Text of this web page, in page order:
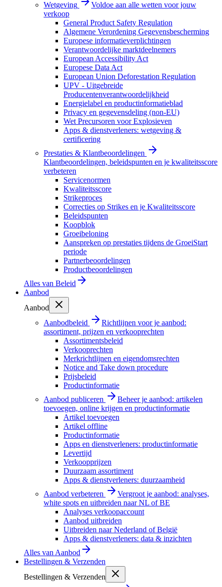
Wetgeving
Voldoe aan alle wetten voor jouw
verkoop
General Product Safety Regulation
Algemene Verordening Gegevensbescherming
Europese informatieverplichtingen
Verantwoordelijke marktdeelnemers
European Accessibility Act
Europese Data Act
European Union Deforestation Regulation
UPV - Uitgebreide
Producentenverantwoordelijkheid
Energielabel en productinformatieblad
Privacy en gegevensdeling (non-EU)
Wet Precursoren voor Explosieven
Apps & dienstverleners: wetgeving &
certificering
Prestaties & Klantbeoordelingen
Klantbeoordelingen, beleidspunten en je kwaliteitsscore
verbeteren
Servicenormen
Kwaliteitsscore
Strikeproces
Correcties op Strikes en je Kwaliteitsscore
Beleidspunten
Koopblok
Groeibeloning
Aanspreken op prestaties tijdens de GroeiStart
periode
Partnerbeoordelingen
Productbeoordelingen
Alles van Beleid
Aanbod
Aanbod
Aanbodbeleid
Richtlijnen voor je aanbod:
assortiment, prijzen en verkooprechten
Assortimentsbeleid
Verkooprechten
Merkrichtlijnen en eigendomsrechten
Notice and Take down procedure
Prijsbeleid
Productinformatie
Aanbod publiceren
Beheer je aanbod: artikelen
toevoegen, online krijgen en productinformatie
Artikel toevoegen
Artikel offline
Productinformatie
Apps en dienstverleners: productinformatie
Levertijd
Verkoopprijzen
Duurzaam assortiment
Apps & dienstverleners: duurzaamheid
Aanbod verbeteren
Vergroot je aanbod: analyses,
white spots en uitbreiden naar NL of BE
Analyses verkoopaccount
Aanbod uitbreiden
Uitbreiden naar Nederland of België
Apps & dienstverleners: data & inzichten
Alles van Aanbod
Bestellingen & Verzenden
Bestellingen & Verzenden